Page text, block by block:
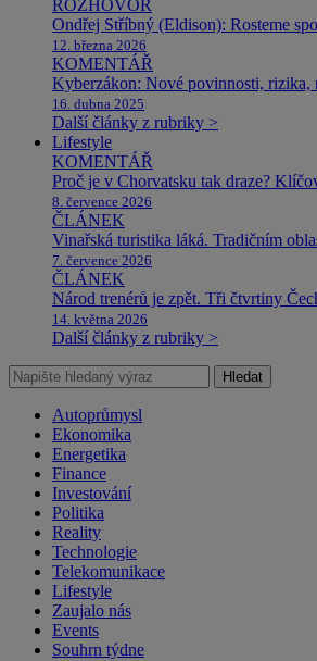
ROZHOVOR
Ondřej Stříbný (Eldison): Rosteme
12. března 2026
KOMENTÁŘ
Kyberzákon: Nové povinnosti, rizika,
16. dubna 2025
Další články z rubriky >
Lifestyle
KOMENTÁŘ
Proč je v Chorvatsku tak draze?
8. července 2026
ČLÁNEK
Vinařská turistika láká. Tradičním
7. července 2026
ČLÁNEK
Národ trenérů je zpět. Tři čtvrtiny
14. května 2026
Další články z rubriky >
Hledat
Autoprůmysl
Ekonomika
Energetika
Finance
Investování
Politika
Reality
Technologie
Telekomunikace
Lifestyle
Zaujalo nás
Events
Souhrn týdne